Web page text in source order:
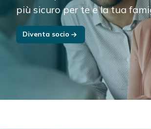
più sicuro per te e la tua
Diventa socio